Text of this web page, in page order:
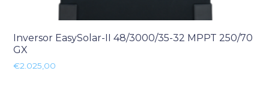
Inversor EasySolar-II 48/3000/35-32 MPPT 250/70
GX
€2.025,00